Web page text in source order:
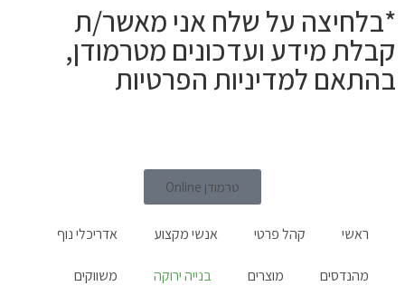
*בלחיצה על שלח אני מאשר/ת
קבלת מידע ועדכונים מטרמודן,
בהתאם למדיניות הפרטיות
טרמודן Online
ראשי קהל פרטי אנשי מקצוע אדריכלי נוף
מהנדסים מוצרים בנייה ירוקה משווקים